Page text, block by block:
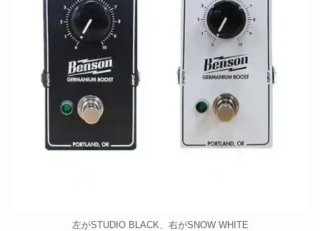
左がSTUDIO BLACK、右がSNOW WHITE